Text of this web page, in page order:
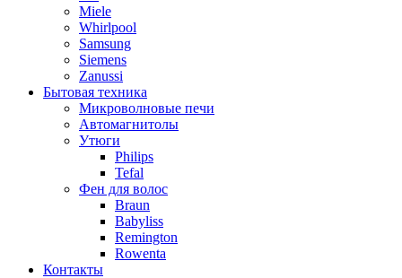
Miele
Whirlpool
Samsung
Siemens
Zanussi
Бытовая техника
Микроволновые печи
Автомагнитолы
Утюги
Philips
Tefal
Фен для волос
Braun
Babyliss
Remington
Rowenta
Контакты